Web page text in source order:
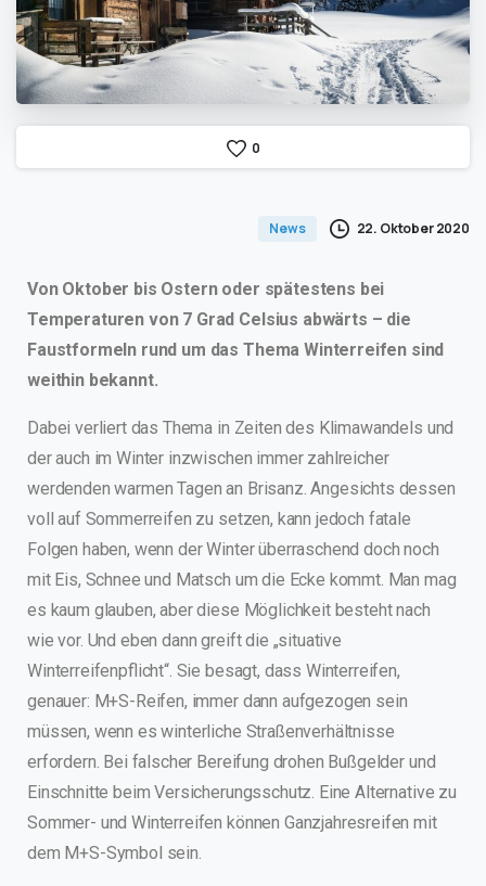
0
News 22. Oktober 2020
Von Oktober bis Ostern oder spätestens bei
Temperaturen von 7 Grad Celsius abwärts – die
Faustformeln rund um das Thema Winterreifen sind
weithin bekannt.
Dabei verliert das Thema in Zeiten des Klimawandels und
der auch im Winter inzwischen immer zahlreicher
werdenden warmen Tagen an Brisanz. Angesichts dessen
voll auf Sommerreifen zu setzen, kann jedoch fatale
Folgen haben, wenn der Winter überraschend doch noch
mit Eis, Schnee und Matsch um die Ecke kommt. Man mag
es kaum glauben, aber diese Möglichkeit besteht nach
wie vor. Und eben dann greift die „situative
Winterreifenpflicht“. Sie besagt, dass Winterreifen,
genauer: M+S-Reifen, immer dann aufgezogen sein
müssen, wenn es winterliche Straßenverhältnisse
erfordern. Bei falscher Bereifung drohen Bußgelder und
Einschnitte beim Versicherungsschutz. Eine Alternative zu
Sommer- und Winterreifen können Ganzjahresreifen mit
dem M+S-Symbol sein.